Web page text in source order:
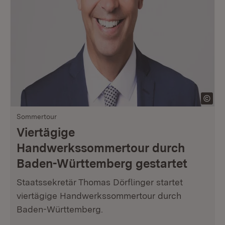
Sommertour
Viertägige
Handwerkssommertour durch
Baden-Württemberg gestartet
Staatssekretär Thomas Dörflinger startet
viertägige Handwerkssommertour durch
Baden-Württemberg.